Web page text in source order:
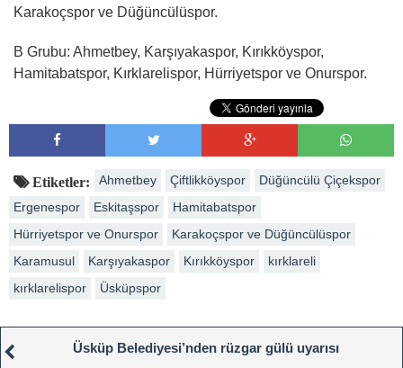
Karakoçspor ve Düğüncülüspor.
B Grubu: Ahmetbey, Karşıyakaspor, Kırıkköyspor,
Hamitabatspor, Kırklarelispor, Hürriyetspor ve Onurspor.
Etiketler: Ahmetbey Çiftlikköyspor
Düğüncülü Çiçekspor
Ergenespor
Eskitaşspor
Hamitabatspor
Hürriyetspor ve Onurspor
Karakoçspor ve Düğüncülüspor
Karamusul
Karşıyakaspor Kırıkköyspor
kırklareli
kırklarelispor
Üsküpspor
Üsküp Belediyesi’nden rüzgar gülü uyarısı